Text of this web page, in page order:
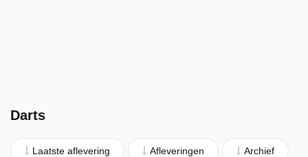
Darts
Laatste aflevering Afleveringen Archief